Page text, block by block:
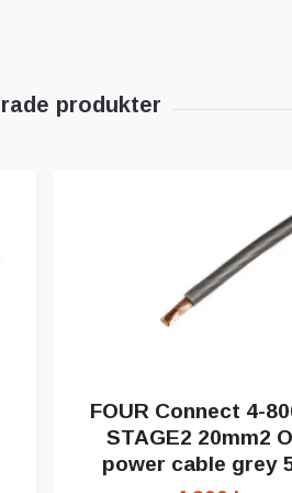
FOUR Connect 4-
STAGE2 20mm2
power cable grey